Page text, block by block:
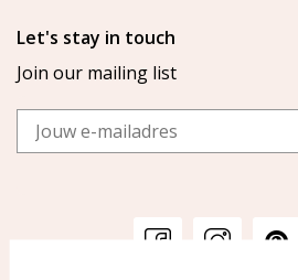
Let's stay in touch
Join our mailing list
Email